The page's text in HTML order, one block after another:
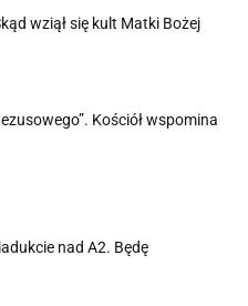
wziął się kult Matki Bożej
Kościół wspomina
nad A2. Będę